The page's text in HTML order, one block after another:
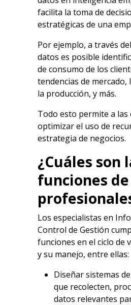
facilita la toma de
estratégicas de una
Por ejemplo, a través
datos es posible
de consumo de los
tendencias de mercado,
la producción, y más.
Todo esto permite a las
optimizar el uso de
estrategia de negocios.
¿Cuáles son
funciones
Los especialistas en
Control de Gestión
funciones en el ciclo de
y su manejo, entre ellas:
Diseñar sistemas
que recolecten,
datos relevantes